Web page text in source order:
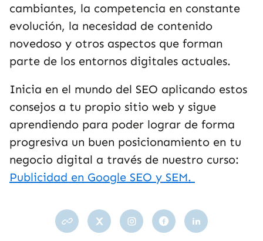
cambiantes, la competencia en constante
evolución, la necesidad de contenido
novedoso y otros aspectos que forman
parte de los entornos digitales actuales.
Inicia en el mundo del SEO aplicando estos
consejos a tu propio sitio web y sigue
aprendiendo para poder lograr de forma
progresiva un buen posicionamiento en tu
negocio digital a través de nuestro curso:
Publicidad en Google SEO y SEM.